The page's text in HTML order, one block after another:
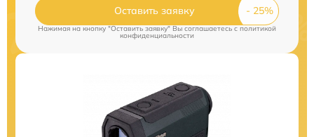
Оставить заявку
Нажимая на кнопку "Оставить заявку" Вы соглашаетесь cполитикой
конфиденциальности